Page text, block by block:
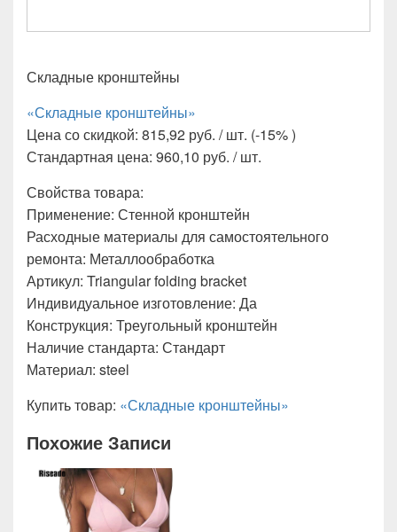
Складные кронштейны
«Складные кронштейны»
Цена со скидкой: 815,92 руб. / шт. (-15% )
Стандартная цена: 960,10 руб. / шт.
Свойства товара:
Применение: Стенной кронштейн
Расходные материалы для самостоятельного
ремонта: Металлообработка
Артикул: Triangular folding bracket
Индивидуальное изготовление: Да
Конструкция: Треугольный кронштейн
Наличие стандарта: Стандарт
Материал: steel
Купить товар: «Складные кронштейны»
Похожие Записи